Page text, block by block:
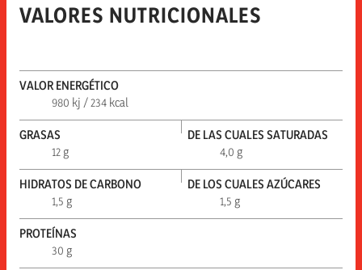
VALORES NUTRICIONALES
VALOR ENERGÉTICO
980 kj / 234 kcal
GRASAS
12 g
DE LAS CUALES SATURADAS
4,0 g
HIDRATOS DE CARBONO
1,5 g
DE LOS CUALES AZÚCARES
1,5 g
PROTEÍNAS
30 g